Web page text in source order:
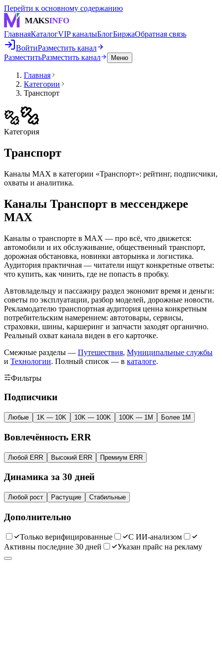
Перейти к основному содержанию
MAKSINFO
ГлавнаяКаталогVIP каналыБлогБиржаОбратная связь
ВойтиРазместить канал
РазместитьРазместить канал Меню
Главная
Категории
Транспорт
Категория
Транспорт
Каналы MAX в категории «Транспорт»: рейтинг, подписчики,
охваты и аналитика.
Каналы Транспорт в мессенджере
MAX
Каналы о транспорте в MAX — про всё, что движется:
автомобили и их обслуживание, общественный транспорт,
дорожная обстановка, новинки авторынка и логистика.
Аудитория практичная — читатели ищут конкретные ответы:
что купить, как чинить, где не попасть в пробку.
Автовладельцу и пассажиру раздел экономит время и деньги:
советы по эксплуатации, разбор моделей, дорожные новости.
Рекламодателю транспортная аудитория ценна конкретным
потребительским намерением: автотовары, сервисы,
страховки, шины, каршеринг и запчасти заходят органично.
Реальный охват канала виден в его карточке.
Смежные разделы — Путешествия, Муниципальные службы
и Технологии. Полный список — в каталоге.
Фильтры
Подписчики
Любые 1K — 10K 10K — 100K 100K — 1M Более 1M
Вовлечённость ERR
Любой ERR Высокий ERR Премиум ERR
Динамика за 30 дней
Любой рост Растущие Стабильные
Дополнительно
Только верифицированные
С ИИ-анализом
Активны последние 30 дней
Указан прайс на рекламу